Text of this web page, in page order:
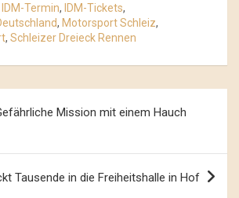
IDM-Termin, IDM-Tickets,
, Motorsport Schleiz,
, Schleizer Dreieck Rennen
Mission mit einem Hauch
Tausende in die Freiheitshalle in Hof